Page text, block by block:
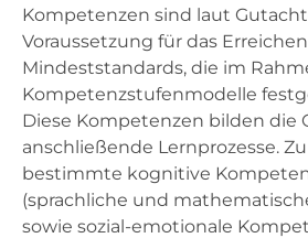
Kompetenzen sind laut
Voraussetzung für das
Mindeststandards, die im
Kompetenzstufenmodelle
Diese Kompetenzen bilden die
anschließende Lernprozesse.
bestimmte kognitive
(sprachliche und
sowie sozial-emotionale